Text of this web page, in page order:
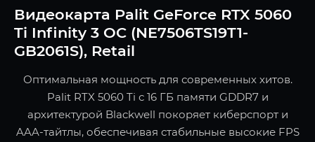
Видеокарта Palit GeForce RTX 5060
Ti Infinity 3 OC (NE7506TS19T1-
GB2061S), Retail
Оптимальная мощность для современных хитов.
Palit RTX 5060 Ti с 16 ГБ памяти GDDR7 и
архитектурой Blackwell покоряет киберспорт и
AAA-тайтлы, обеспечивая стабильные высокие FPS